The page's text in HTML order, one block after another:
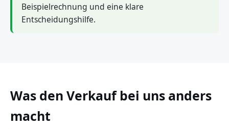
Beispielrechnung und eine klare
Entscheidungshilfe.
Was den Verkauf bei uns anders
macht